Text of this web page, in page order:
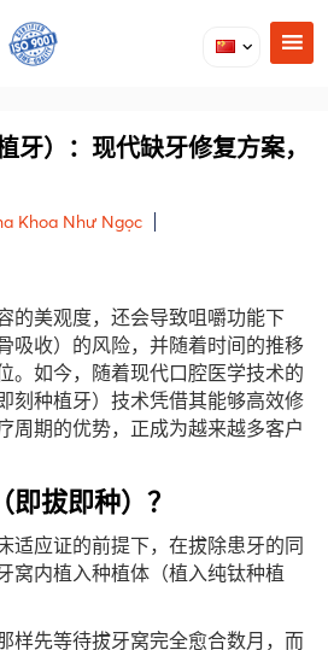
牙）：现代缺牙修复方案，
Khoa Như Ngọc
的美观度，还会导致咀嚼功能下
吸收）的风险，并随着时间的推移
。如今，随着现代口腔医学技术的
刻种植牙）技术凭借其能够高效修
周期的优势，正成为越来越多客户
拔即种）？
适应证的前提下，在拔除患牙的同
窝内植入种植体（植入纯钛种植
样先等待拔牙窝完全愈合数月，而